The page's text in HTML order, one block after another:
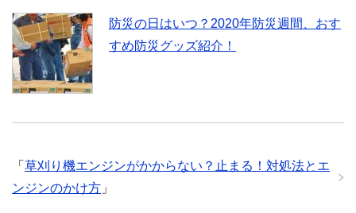
防災の日はいつ？2020年防災週間、おす
すめ防災グッズ紹介！
「 草刈り機エンジンがかからない？止まる！対処法とエ
ンジンのかけ方 」